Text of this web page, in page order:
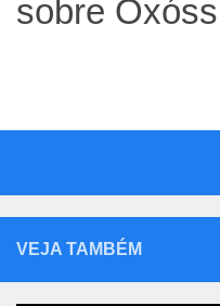
sobre
VEJA TAMBÉM